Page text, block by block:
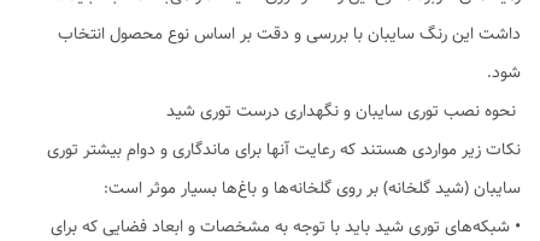
داشت این رنگ سایبان با بررسی و دقت بر اساس نوع محصول انتخاب
شود.
نحوه نصب توری سایبان و نگهداری درست توری شید
نکات زیر مواردی هستند که رعایت آنها برای ماندگاری و دوام بیشتر توری
سایبان (شید گلخانه) بر روی گلخانه‌ها و باغ‌ها بسیار موثر است:
• شبکه‌های توری‌ شید باید با توجه به مشخصات و ابعاد فضایی که برای